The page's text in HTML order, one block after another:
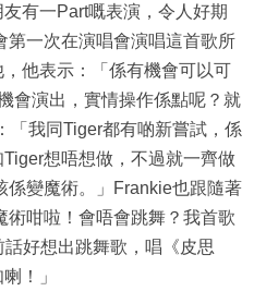
有一Part嘅表演，令人好期
第一次在演唱會演唱這首歌所
他表示：「係有機會可以可
會演出，實情操作係點呢？就
「我同Tiger都有啲新嘗試，係
想唔想做，不過就一齊做
係變魔術。」Frankie也跟隨著
術咁啦！會唔會跳舞？我首歌
好想出跳舞歌，唱《皮思
！」